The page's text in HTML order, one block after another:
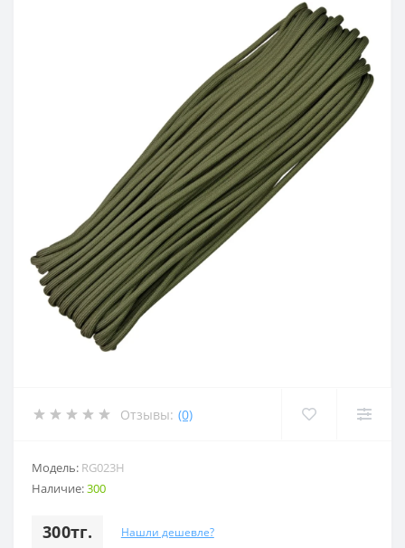
Отзывы: (0)
Модель: RG023H
Наличие:300
300тг. Нашли дешевле?